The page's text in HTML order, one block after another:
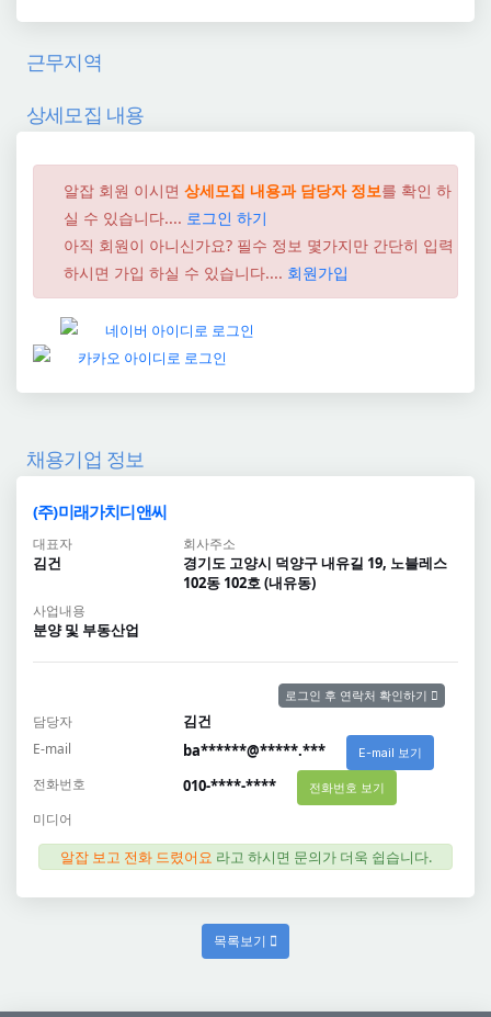
근무지역
상세모집 내용
알잡 회원 이시면 상세모집 내용과 담당자 정보를 확인 하
실 수 있습니다.... 로그인 하기
아직 회원이 아니신가요? 필수 정보 몇가지만 간단히 입력
하시면 가입 하실 수 있습니다.... 회원가입
채용기업 정보
(주)미래가치디앤씨
대표자
김건
회사주소
경기도 고양시 덕양구 내유길 19, 노블레스
102동 102호 (내유동)
사업내용
분양 및 부동산업
로그인 후 연락처 확인하기
담당자 김건
E-mail ba******@*****.*** E-mail 보기
전화번호 010-****-**** 전화번호 보기
미디어
알잡 보고 전화 드렸어요 라고 하시면 문의가 더욱 쉽습니다.
목록보기